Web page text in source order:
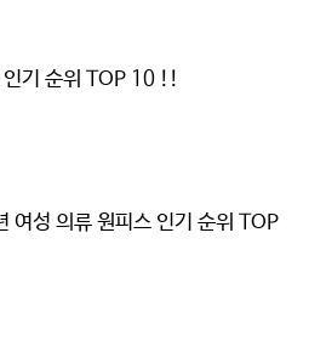
인기 순위 TOP 10 !!
여성 의류 원피스 인기 순위 TOP